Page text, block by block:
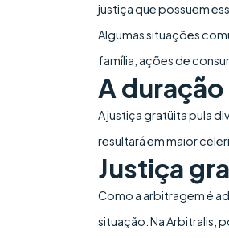
justiça que possuem
Algumas situações
família, ações de
A
A justiça gratüita pula
resultará em maior
Justiça
Como a arbitragem é
situação. Na Arbitralis,